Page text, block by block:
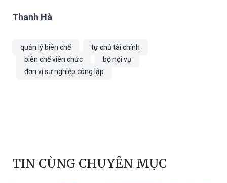
quản lý biên chế
đơn vị sự nghiệp công lập